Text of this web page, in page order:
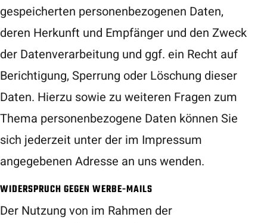
gespeicherten personenbezogenen Daten,
deren Herkunft und Empfänger und den Zweck
der Datenverarbeitung und ggf. ein Recht auf
Berichtigung, Sperrung oder Löschung dieser
Daten. Hierzu sowie zu weiteren Fragen zum
Thema personenbezogene Daten können Sie
sich jederzeit unter der im Impressum
angegebenen Adresse an uns wenden.
WIDERSPRUCH GEGEN WERBE-MAILS
Der Nutzung von im Rahmen der